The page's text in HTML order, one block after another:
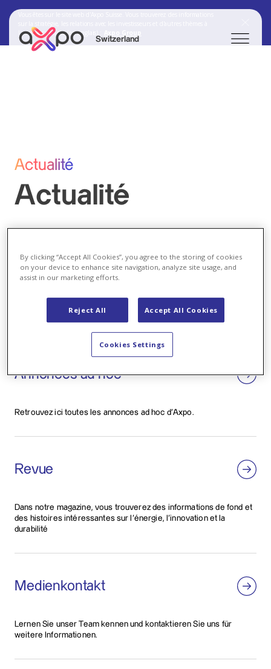
l'adresse suivante (en anglais) :
Switzerland
Actualité
Actualité
Communiqués médias
Annonces ad hoc
Retrouvez ici toutes les annonces ad hoc d’Axpo.
Revue
Dans notre magazine, vous trouverez des informations de fond et
des histoires intéressantes sur l’énergie, l’innovation et la
durabilité
Medienkontakt
Lernen Sie unser Team kennen und kontaktieren Sie uns für
weitere Informationen.
By clicking “Accept All Cookies”, you agree to the storing of cookies
on your device to enhance site navigation, analyze site usage, and
assist in our marketing efforts.
Reject All Accept All Cookies
Cookies Settings